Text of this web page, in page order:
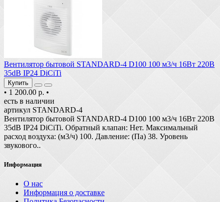
Вентилятор бытовой STANDARD-4 D100 100 м3/ч 16Вт 220В
35dB IP24 DiCiTi
Купить
• 1 200.00 р. •
есть в наличии
артикул STANDARD-4
Вентилятор бытовой STANDARD-4 D100 100 м3/ч 16Вт 220В
35dB IP24 DiCiTi. Обратный клапан: Нет. Максимальный
расход воздуха: (м3/ч) 100. Давление: (Па) 38. Уровень
звукового..
Информация
О нас
Информация о доставке